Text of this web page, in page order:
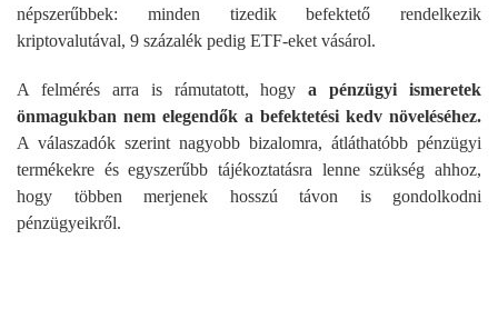
népszerűbbek: minden tizedik befektető rendelkezik
kriptovalutával, 9 százalék pedig ETF-eket vásárol.
A felmérés arra is rámutatott, hogy a pénzügyi ismeretek
önmagukban nem elegendők a befektetési kedv növeléséhez.
A válaszadók szerint nagyobb bizalomra, átláthatóbb pénzügyi
termékekre és egyszerűbb tájékoztatásra lenne szükség ahhoz,
hogy többen merjenek hosszú távon is gondolkodni
pénzügyeikről.